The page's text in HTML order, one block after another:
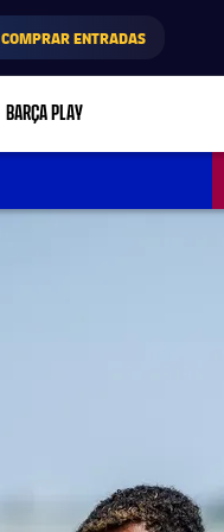
COMPRAR ENTRADAS
BARÇA PLAY